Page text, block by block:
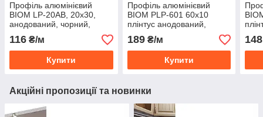
Профіль алюмінієвий
BIOM LP-20AB, 20х30,
анодований, чорний,
палиця 2 м
116 ₴/м
Купити
Профіль алюмінієвий
BIOM PLP-601 60х10
плінтус анодований,
(палиця 2 м), м
189₴/м
Купити
148
Акційні пропозиції та новинки